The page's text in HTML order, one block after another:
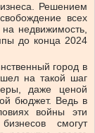
Решением
всех
недвижимость,
до конца 2024
город в
на такой шаг
даже ценой
бюджет. Ведь в
войны эти
смогут